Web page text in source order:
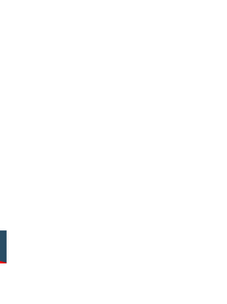
pour le moment.)
n'est pas disponible pour
pour le moment.)
pas disponible pour le
pour le moment.)
n'est pas disponible pour